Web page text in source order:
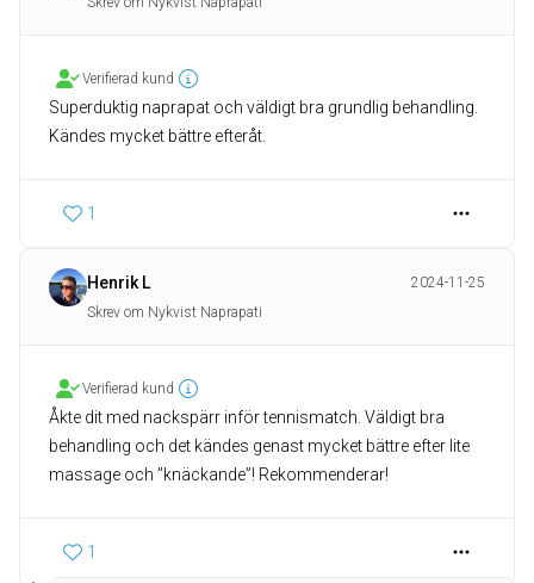
Verifierad kund
Superduktig naprapat och väldigt bra grundlig behandling.
Kändes mycket bättre efteråt.
1
Henrik L
2024-11-25
Skrev om Nykvist Naprapati
Verifierad kund
Åkte dit med nackspärr inför tennismatch. Väldigt bra
behandling och det kändes genast mycket bättre efter lite
massage och ”knäckande”! Rekommenderar!
1